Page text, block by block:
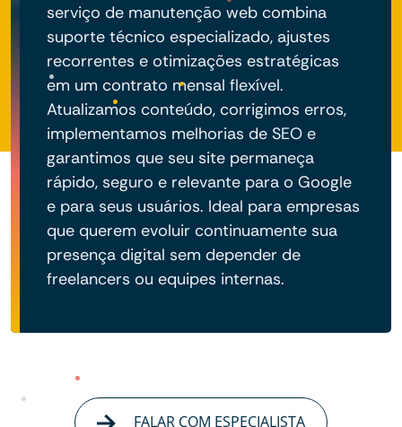
serviço de manutenção web combina
suporte técnico especializado, ajustes
recorrentes e otimizações estratégicas
em um contrato mensal flexível.
Atualizamos conteúdo, corrigimos erros,
implementamos melhorias de SEO e
garantimos que seu site permaneça
rápido, seguro e relevante para o Google
e para seus usuários. Ideal para empresas
que querem evoluir continuamente sua
presença digital sem depender de
freelancers ou equipes internas.
FALAR COM ESPECIALISTA